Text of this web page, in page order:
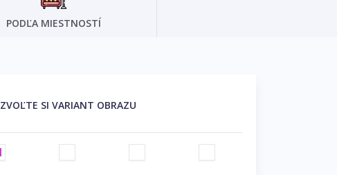
PODĽA MIESTNOSTÍ
ZVOĽTE SI VARIANT OBRAZU